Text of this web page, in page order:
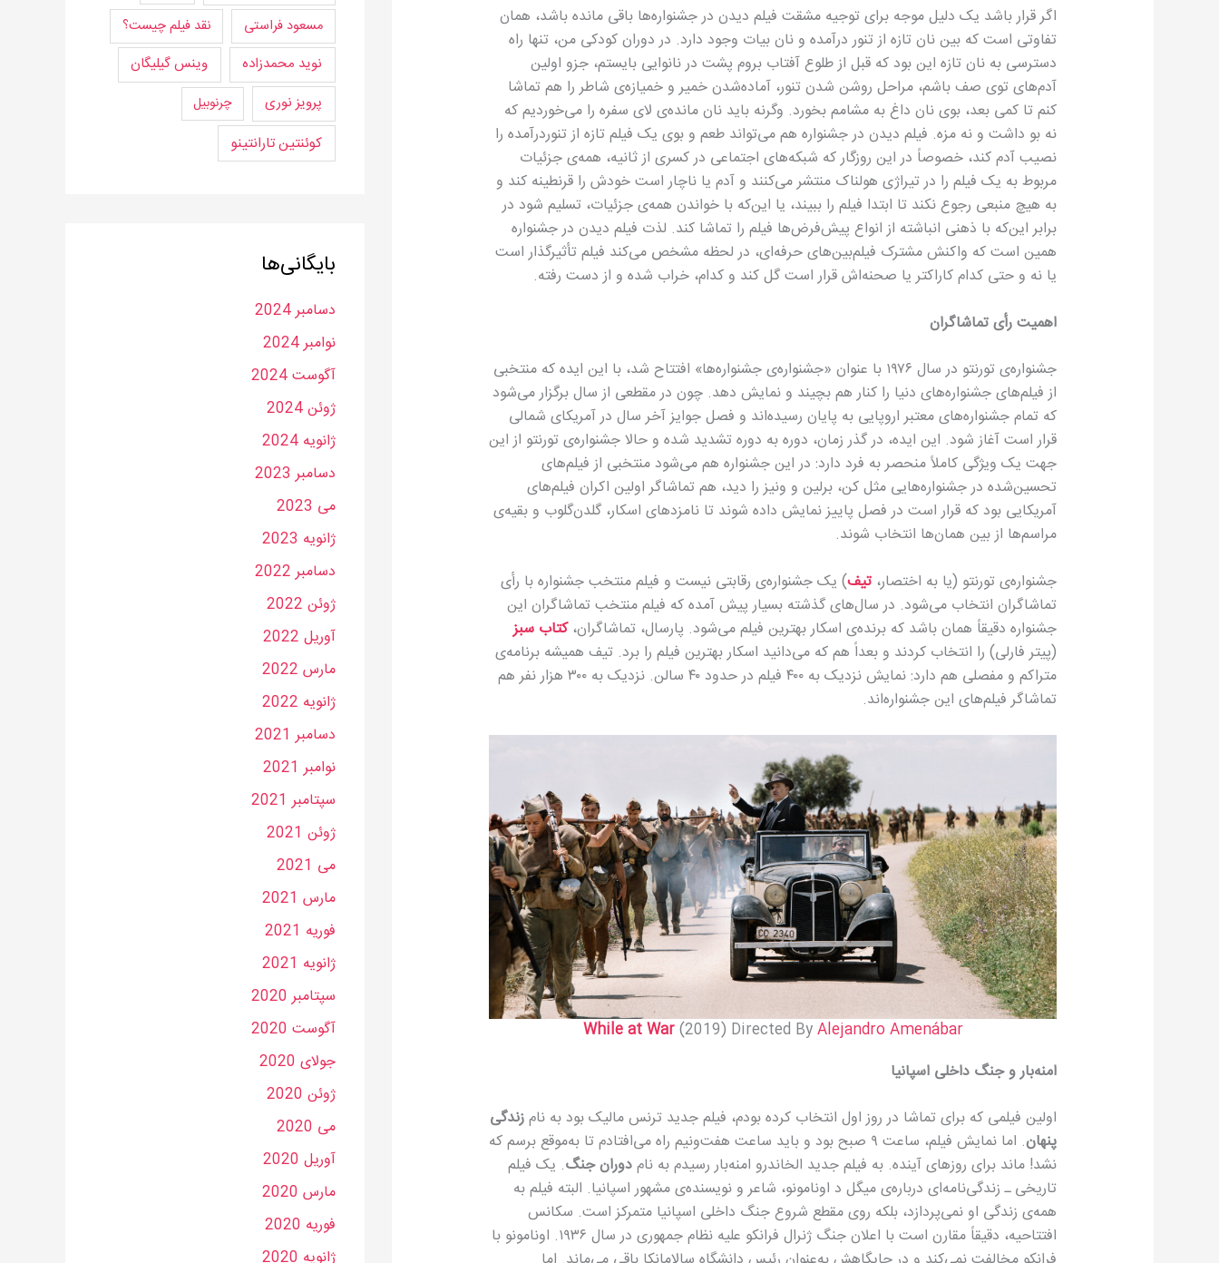
اگر قرار باشد یک دلیل موجه برای توجیه مشقت فیلم دیدن در جشنواره‌ها باقی مانده باشد، همان
تفاوتی است که بین نان تازه از تنور درآمده و نان بیات وجود دارد. در دوران کودکی من، تنها راه
دسترسی به نان تازه این بود که قبل از طلوع آفتاب بروم پشت در نانوایی بایستم، جزو اولین
آدم‌های توی صف باشم، مراحل روشن شدن تنور، آماده‌شدن خمیر و خمیازه‌ی شاطر را هم تماشا
کنم تا کمی بعد، بوی نان داغ به مشامم بخورد. وگرنه باید نان مانده‌ی لای سفره را می‌خوردیم که
نه بو داشت و نه مزه. فیلم دیدن در جشنواره هم می‌تواند طعم و بوی یک فیلم تازه از تنوردرآمده را
نصیب آدم کند، خصوصاً در این روزگار که شبکه‌های اجتماعی در کسری از ثانیه، همه‌ی جزئیات
مربوط به یک فیلم را در تیراژی هولناک منتشر می‌کنند و آدم یا ناچار است خودش را قرنطینه کند و
به هیچ منبعی رجوع نکند تا ابتدا فیلم‌ را ببیند، یا این‌که با خواندن همه‌ی جزئیات، تسلیم شود در
برابر این‌که با ذهنی انباشته از انواع پیش‌فرض‌ها فیلم‌ را تماشا کند. لذت فیلم دیدن در جشنواره
همین است که واکنش مشترک فیلم‌بین‌های حرفه‌ای، در لحظه مشخص می‌کند فیلم تأثیرگذار است
یا نه و حتی کدام کاراکتر یا صحنه‌اش قرار است گل کند و کدام، خراب شده و از دست رفته.
اهمیت رأی تماشاگران
جشنواره‌ی تورنتو در سال ۱۹۷۶ با عنوان «جشنواره‌ی جشنواره‌ها» افتتاح شد، با این ایده که منتخبی
از فیلم‌های جشنواره‌های دنیا را کنار هم بچیند و نمایش دهد. چون در مقطعی از سال برگزار می‌شود
که تمام جشنواره‌های معتبر اروپایی به پایان رسیده‌اند و فصل جوایز آخر سال در آمریکای شمالی
قرار است آغاز شود. این ایده، در گذر زمان، دوره به دوره تشدید شده و حالا جشنواره‌ی تورنتو از این
جهت یک ویژگی کاملاً منحصر به فرد دارد: در این جشنواره هم می‌شود منتخبی از فیلم‌های
تحسین‌شده در جشنواره‌هایی مثل کن، برلین و ونیز را دید، هم تماشاگر اولین اکران فیلم‌های
آمریکایی بود که قرار است در فصل پاییز نمایش داده شوند تا نامزدهای اسکار، گلدن‌گلوب و بقیه‌ی
مراسم‌ها از بین همان‌ها انتخاب ‌شوند.
جشنواره‌ی تورنتو (یا به اختصار، تیف) یک جشنواره‌ی رقابتی نیست و فیلم منتخب جشنواره با رأی
تماشاگران انتخاب می‌شود. در سال‌های گذشته بسیار پیش آمده که فیلم منتخب تماشاگران این
جشنواره دقیقاً همان باشد که برنده‌ی اسکار بهترین فیلم می‌شود. پارسال، تماشاگران،کتاب سبز
(پیتر فارلی) را انتخاب کردند و بعداً هم که می‌دانید اسکار بهترین فیلم را برد. تیف همیشه برنامه‌ی
متراکم و مفصلی هم دارد: نمایش نزدیک به ۴۰۰ فیلم در حدود ۴۰ سالن. نزدیک به ۳۰۰ هزار نفر هم
تماشاگر فیلم‌های این جشنواره‌اند.
While at War(2019) Directed ByAlejandro Amenábar
امنه‌بار و جنگ داخلی اسپانیا
اولین فیلمی که برای تماشا در روز اول انتخاب کرده بودم، فیلم جدید ترنس مالیک بود به نامزندگی
پنهان
. اما نمایش فیلم، ساعت ۹ صبح بود و باید ساعت هفت‌و‌نیم راه می‌افتادم تا به‌موقع برسم که
نشد! ماند برای روزهای آینده. به فیلم جدید الخاندرو امنه‌بار رسیدم به نامدوران جنگ. یک فیلم
تاریخی ـ زندگی‌نامه‌ای درباره‌ی میگل د اونامونو، شاعر و نویسنده‌ی مشهور اسپانیا. البته فیلم به
همه‌ی زندگی او نمی‌پردازد، بلکه روی مقطع شروع جنگ داخلی اسپانیا متمرکز است. سکانس
افتتاحیه، دقیقاً مقارن است با اعلان جنگ ژنرال فرانکو علیه نظام جمهوری در سال ۱۹۳۶. اونامونو با
مسعود فراستی
نقد فیلم چیست؟
نوید محمدزاده
وینس گیلیگان
پرویز نوری
چرنوبیل
کوئنتین تارانتینو
بایگانی‌ها
دسامبر 2024
نوامبر 2024
آگوست 2024
ژوئن 2024
ژانویه 2024
دسامبر 2023
می 2023
ژانویه 2023
دسامبر 2022
ژوئن 2022
آوریل 2022
مارس 2022
ژانویه 2022
دسامبر 2021
نوامبر 2021
سپتامبر 2021
ژوئن 2021
می 2021
مارس 2021
فوریه 2021
ژانویه 2021
سپتامبر 2020
آگوست 2020
جولای 2020
ژوئن 2020
می 2020
آوریل 2020
مارس 2020
فوریه 2020